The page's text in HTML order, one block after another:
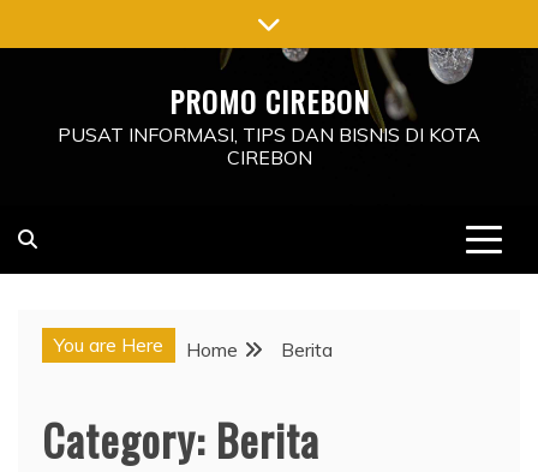
to
PROMO CIREBON
PUSAT INFORMASI, TIPS DAN BISNIS DI KOTA
CIREBON
You are Here Home Berita
Category: Berita